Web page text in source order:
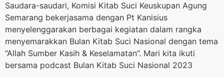
Saudara-saudari, Komisi Kitab Suci Keuskupan Agung
Semarang bekerjasama dengan Pt Kanisius
menyelenggarakan berbagai kegiatan dalam rangka
menyemarakkan Bulan Kitab Suci Nasional dengan tema
“Allah Sumber Kasih & Keselamatan”. Mari kita ikuti
bersama podcast Bulan Kitab Suci Nasional 2023